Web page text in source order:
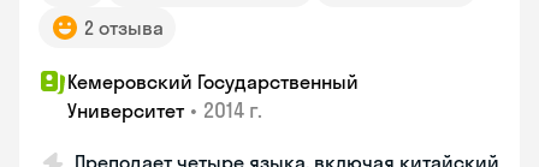
2 отзыва
Кемеровский Государственный
Университет • 2014 г.
Преподает четыре языка, включая китайский